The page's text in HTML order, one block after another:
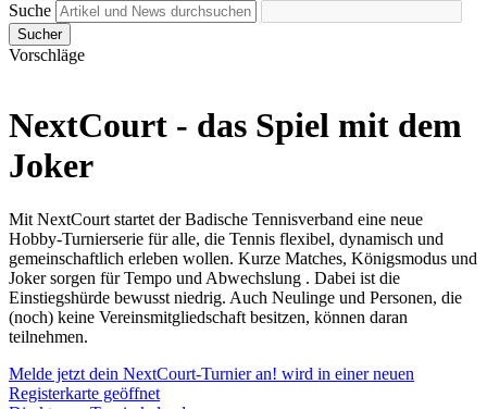
Suche
Sucher
Vorschläge
NextCourt - das Spiel mit dem
Joker
Mit NextCourt startet der Badische Tennisverband eine neue
Hobby-Turnierserie für alle, die Tennis flexibel, dynamisch und
gemeinschaftlich erleben wollen. Kurze Matches, Königsmodus und
Joker sorgen für Tempo und Abwechslung . Dabei ist die
Einstiegshürde bewusst niedrig. Auch Neulinge und Personen, die
(noch) keine Vereinsmitgliedschaft besitzen, können daran
teilnehmen.
Melde jetzt dein NextCourt-Turnier an! wird in einer neuen
Registerkarte geöffnet